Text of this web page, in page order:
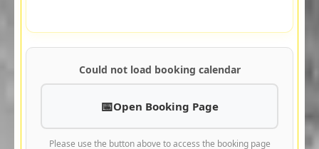
Could not load booking calendar
Open Booking Page
Please use the button above to access the booking page